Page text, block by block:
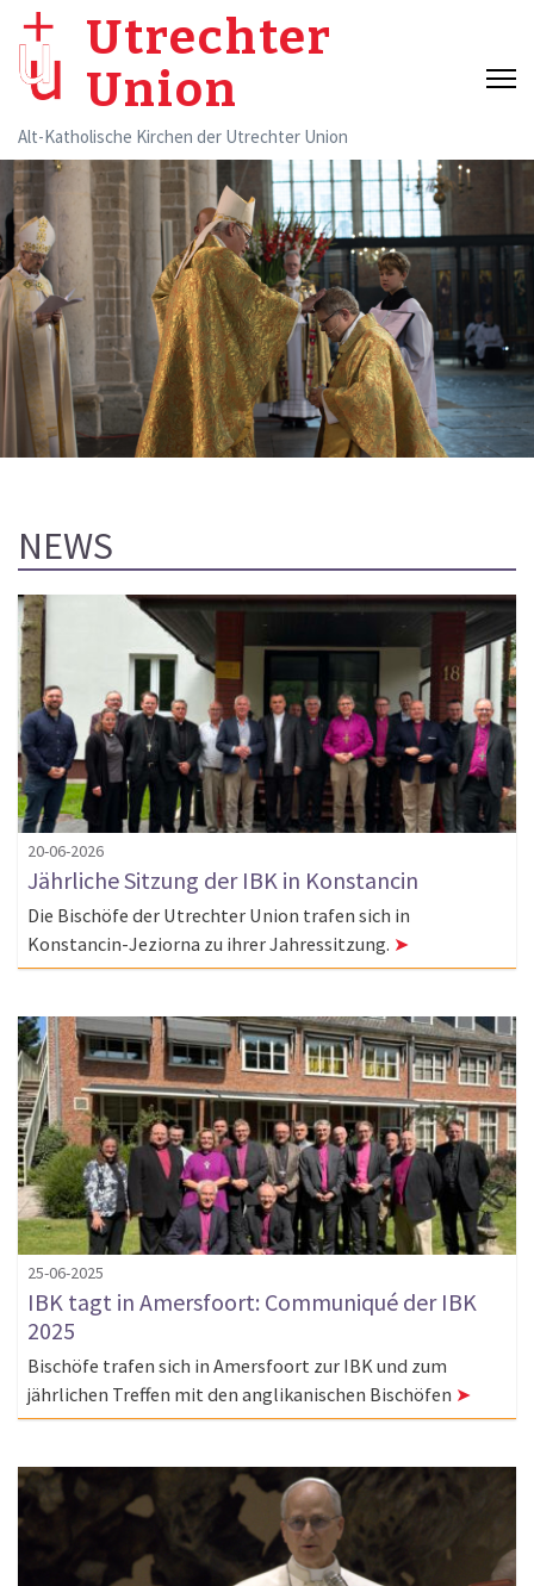
content
Enter)
Utrechter
Union
Alt-Katholische Kirchen der Utrechter Union
NEWS
20-06-2026
Jährliche Sitzung der IBK in Konstancin
Die Bischöfe der Utrechter Union trafen sich in
Konstancin-Jeziorna zu ihrer Jahressitzung. ➤
25-06-2025
IBK tagt in Amersfoort: Communiqué der IBK
2025
Bischöfe trafen sich in Amersfoort zur IBK und zum
jährlichen Treffen mit den anglikanischen Bischöfen ➤